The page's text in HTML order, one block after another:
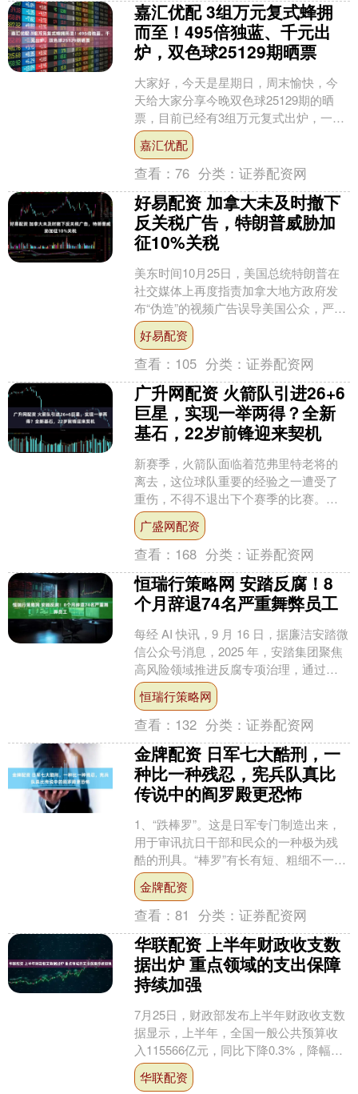
嘉汇优配 3组万元复式蜂拥
而至！495倍独蓝、千元出
炉，双色球25129期晒票
大家好，今天是星期日，周末愉快，今
天给大家分享今晚双色球25129期的晒
票，目前已经有3组万元复式出炉，一起
来欣赏下。 首先来欣赏一张万元复式，
采用11➕16的....
嘉汇优配
查看：76 分类：证券配资网
好易配资 加拿大未及时撤下
反关税广告，特朗普威胁加
征10%关税
美东时间10月25日，美国总统特朗普在
社交媒体上再度指责加拿大地方政府发
布“伪造”的视频广告误导美国公众，严重
歪曲事实并采取了敌对行为。他宣布将
额外对加征收10....
好易配资
查看： 105 分类：证券配资网
广升网配资 火箭队引进26+6
巨星，实现一举两得？全新
基石，22岁前锋迎来契机
新赛季，火箭队面临着范弗里特老将的
离去，这位球队重要的经验之一遭受了
重伤，不得不退出下个赛季的比赛。但
幸运的是，球队早已意识到年轻球员不
能完全背负起球队的压力，....
广盛网配资
查看： 168 分类：证券配资网
恒瑞行策略网 安踏反腐！8
个月辞退74名严重舞弊员工
每经 AI 快讯，9 月 16 日，据廉洁安踏微
信公众号消息，2025 年，安踏集团聚焦
高风险领域推进反腐专项治理，通过内
部审计、监察、稽核等多重举措严厉打
击贪....
恒瑞行策略网
查看： 132 分类：证券配资网
金牌配资 日军七大酷刑，一
种比一种残忍，宪兵队真比
传说中的阎罗殿更恐怖
1、“跌棒罗”。这是日军专门制造出来，
用于审讯抗日干部和民众的一种极为残
酷的刑具。“棒罗”有长有短、粗细不一，
分成一号、二号和三号几种型号。 一号
棒罗最为恐怖，....
金牌配资
查看：81 分类：证券配资网
华联配资 上半年财政收支数
据出炉 重点领域的支出保障
持续加强
7月25日，财政部发布上半年财政收支数
据显示，上半年，全国一般公共预算收
入115566亿元，同比下降0.3%，降幅比
一季度收窄0.8个百分点。 财政支出方
面，上....
华联配资